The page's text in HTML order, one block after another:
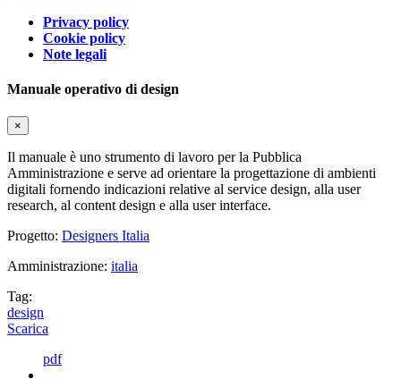
Privacy policy
Cookie policy
Note legali
Manuale operativo di design
×
Il manuale è uno strumento di lavoro per la Pubblica
Amministrazione e serve ad orientare la progettazione di ambienti
digitali fornendo indicazioni relative al service design, alla user
research, al content design e alla user interface.
Progetto: Designers Italia
Amministrazione: italia
Tag:
design
Scarica
pdf